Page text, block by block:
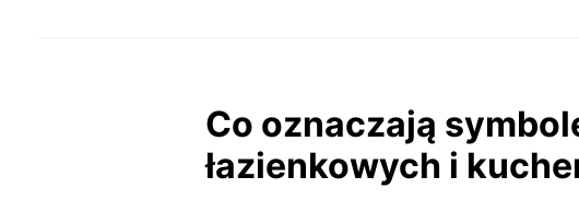
Co oznaczają
łazienkowych i